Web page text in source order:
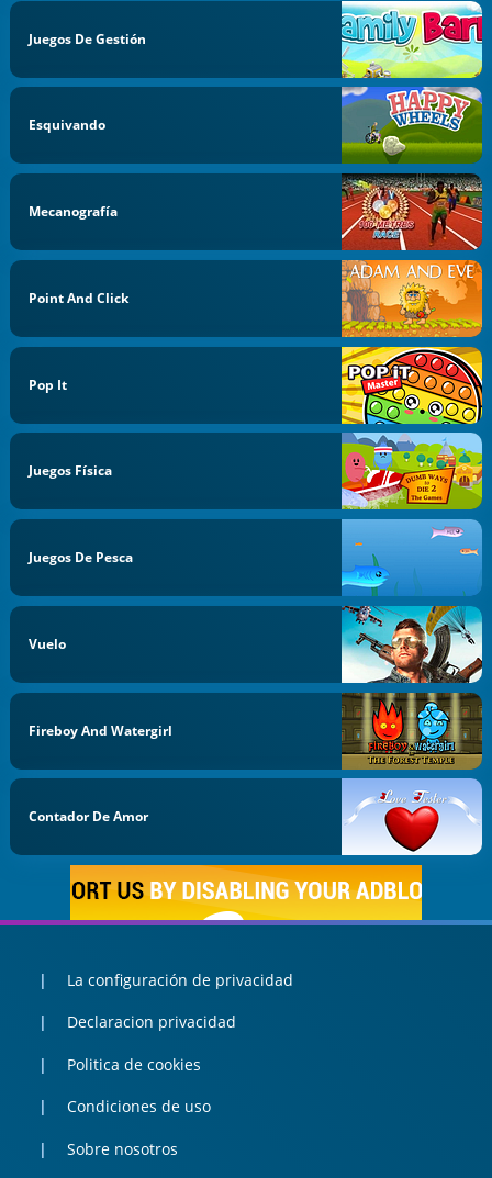
Juegos De Gestión
Esquivando
Mecanografía
Point And Click
Pop It
Juegos Física
Juegos De Pesca
Vuelo
Fireboy And Watergirl
Contador De Amor
La configuración de privacidad
Declaracion privacidad
Politica de cookies
Condiciones de uso
Sobre nosotros